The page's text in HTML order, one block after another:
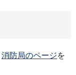
消防局のページを